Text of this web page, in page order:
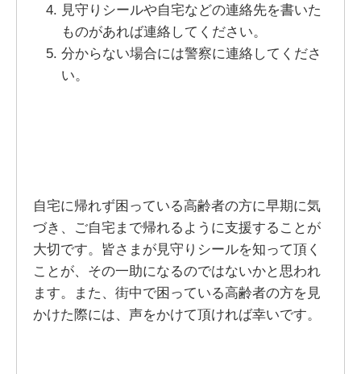
見守りシールや自宅などの連絡先を書いた
ものがあれば連絡してください。
分からない場合には警察に連絡してくださ
い。
自宅に帰れず困っている高齢者の方に早期に気
づき、ご自宅まで帰れるように支援することが
大切です。皆さまが見守りシールを知って頂く
ことが、その一助になるのではないかと思われ
ます。また、街中で困っている高齢者の方を見
かけた際には、声をかけて頂ければ幸いです。